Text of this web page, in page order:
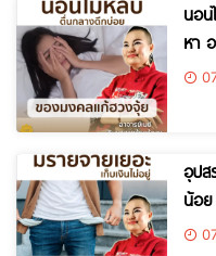
นอน
หา
อุปส
น้อย